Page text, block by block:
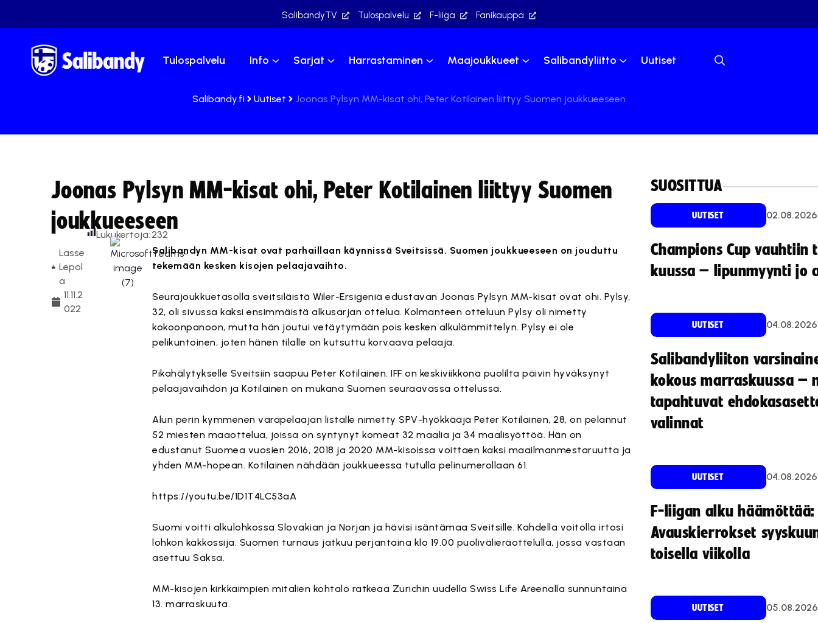
SalibandyTV Tulospalvelu F-liiga Fanikauppa
Tulospalvelu Info Sarjat Harrastaminen Maajoukkueet Salibandyliitto Uutiset
Salibandy.fi Uutiset Joonas Pylsyn MM-kisat ohi, Peter Kotilainen liittyy Suomen joukkueeseen
Joonas Pylsyn MM-kisat ohi, Peter Kotilainen liittyy Suomen
joukkueeseen
Lasse
Lepol
a
11.11.2
022
Lukukertoja:232
Salibandyn MM-kisat ovat parhaillaan käynnissä Sveitsissä. Suomen joukkueeseen on jouduttu
tekemään kesken kisojen pelaajavaihto.
Seurajoukkuetasolla sveitsiläistä Wiler-Ersigeniä edustavan Joonas Pylsyn MM-kisat ovat ohi. Pylsy,
32, oli sivussa kaksi ensimmäistä alkusarjan ottelua. Kolmanteen otteluun Pylsy oli nimetty
kokoonpanoon, mutta hän joutui vetäytymään pois kesken alkulämmittelyn. Pylsy ei ole
pelikuntoinen, joten hänen tilalle on kutsuttu korvaava pelaaja.
Pikahälytykselle Sveitsiin saapuu Peter Kotilainen. IFF on keskiviikkona puolilta päivin hyväksynyt
pelaajavaihdon ja Kotilainen on mukana Suomen seuraavassa ottelussa.
Alun perin kymmenen varapelaajan listalle nimetty SPV-hyökkääjä Peter Kotilainen, 28, on pelannut
52 miesten maaottelua, joissa on syntynyt komeat 32 maalia ja 34 maalisyöttöä. Hän on
edustanut Suomea vuosien 2016, 2018 ja 2020 MM-kisoissa voittaen kaksi maailmanmestaruutta ja
yhden MM-hopean. Kotilainen nähdään joukkueessa tutulla pelinumerollaan 61.
https://youtu.be/1D1T4LC53aA
Suomi voitti alkulohkossa Slovakian ja Norjan ja hävisi isäntämaa Sveitsille. Kahdella voitolla irtosi
lohkon kakkossija. Suomen turnaus jatkuu perjantaina klo 19.00 puolivälieräottelulla, jossa vastaan
asettuu Saksa.
MM-kisojen kirkkaimpien mitalien kohtalo ratkeaa Zurichin uudella Swiss Life Areenalla sunnuntaina
13. marraskuuta.
SUOSITTUA
UUTISET 02.08.2026
Champions Cup vauhtiin
kuussa – lipunmyynti jo
UUTISET 04.08.2026
Salibandyliiton
kokous marraskuussa –
tapahtuvat
valinnat
UUTISET 04.08.2026
F-liigan alku häämöttää:
Avauskierrokset
toisella viikolla
UUTISET 05.08.2026